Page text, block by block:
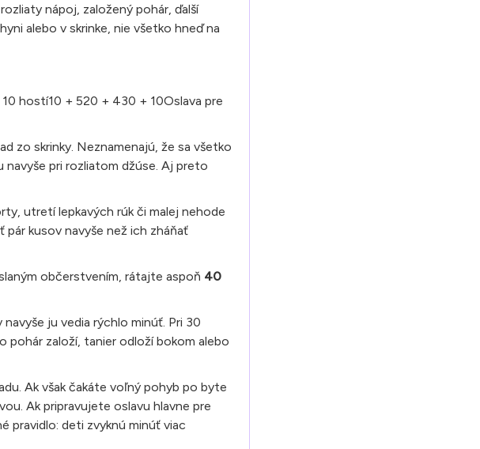
nápoj, založený pohár, ďalší
alebo v skrinke, nie všetko hneď na
hostí10 + 520 + 430 + 10Oslava pre
zo skrinky. Neznamenajú, že sa všetko
pri rozliatom džúse. Aj preto
utretí lepkavých rúk či malej nehode
kusov navyše než ich zháňať
občerstvením, rátajte aspoň 40
ju vedia rýchlo minúť. Pri 30
pohár založí, tanier odloží bokom alebo
Ak však čakáte voľný pohyb po byte
Ak pripravujete oslavu hlavne pre
pravidlo: deti zvyknú minúť viac